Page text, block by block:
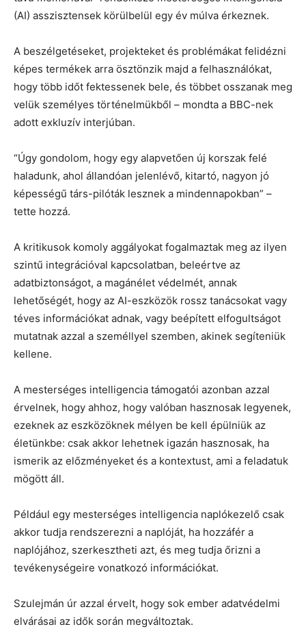
(AI) asszisztensek körülbelül egy év múlva érkeznek.
A beszélgetéseket, projekteket és problémákat felidézni
képes termékek arra ösztönzik majd a felhasználókat,
hogy több időt fektessenek bele, és többet osszanak meg
velük személyes történelmükből – mondta a BBC-nek
adott exkluzív interjúban.
“Úgy gondolom, hogy egy alapvetően új korszak felé
haladunk, ahol állandóan jelenlévő, kitartó, nagyon jó
képességű társ-pilóták lesznek a mindennapokban” –
tette hozzá.
A kritikusok komoly aggályokat fogalmaztak meg az ilyen
szintű integrációval kapcsolatban, beleértve az
adatbiztonságot, a magánélet védelmét, annak
lehetőségét, hogy az AI-eszközök rossz tanácsokat vagy
téves információkat adnak, vagy beépített elfogultságot
mutatnak azzal a személlyel szemben, akinek segíteniük
kellene.
A mesterséges intelligencia támogatói azonban azzal
érvelnek, hogy ahhoz, hogy valóban hasznosak legyenek,
ezeknek az eszközöknek mélyen be kell épülniük az
életünkbe: csak akkor lehetnek igazán hasznosak, ha
ismerik az előzményeket és a kontextust, ami a feladatuk
mögött áll.
Például egy mesterséges intelligencia naplókezelő csak
akkor tudja rendszerezni a naplóját, ha hozzáfér a
naplójához, szerkesztheti azt, és meg tudja őrizni a
tevékenységeire vonatkozó információkat.
Szulejmán úr azzal érvelt, hogy sok ember adatvédelmi
elvárásai az idők során megváltoztak.